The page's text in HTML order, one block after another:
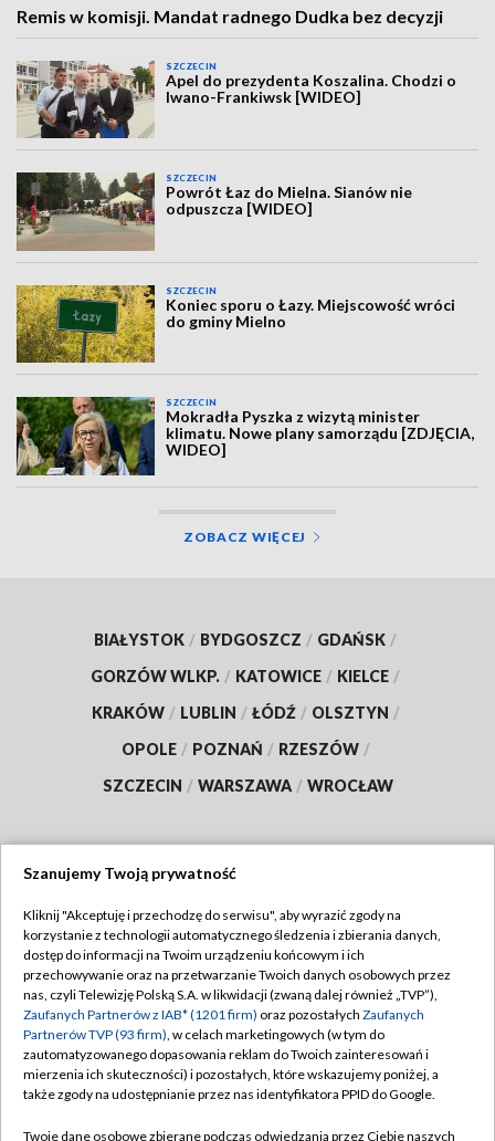
Remis w komisji. Mandat radnego Dudka bez decyzji
SZCZECIN
Apel do prezydenta Koszalina. Chodzi o
Iwano-Frankiwsk [WIDEO]
SZCZECIN
Powrót Łaz do Mielna. Sianów nie
odpuszcza [WIDEO]
SZCZECIN
Koniec sporu o Łazy. Miejscowość wróci
do gminy Mielno
SZCZECIN
Mokradła Pyszka z wizytą minister
klimatu. Nowe plany samorządu [ZDJĘCIA,
WIDEO]
ZOBACZ WIĘCEJ
BIAŁYSTOK / BYDGOSZCZ / GDAŃSK /
GORZÓW WLKP. / KATOWICE / KIELCE /
KRAKÓW / LUBLIN / ŁÓDŹ / OLSZTYN /
OPOLE / POZNAŃ / RZESZÓW /
SZCZECIN / WARSZAWA / WROCŁAW
TVP
Abonament TVP
Emisja w TVP
Centrum informacji TVP
Naziemna Telewizja Cyfrowa
Regulamin TVP
Polityka prywatności
Moje zgody
Pomoc
Szanujemy Twoją prywatność
Kliknij "Akceptuję i przechodzę do serwisu", aby wyrazić zgody na
korzystanie z technologii automatycznego śledzenia i zbierania danych,
dostęp do informacji na Twoim urządzeniu końcowym i ich
przechowywanie oraz na przetwarzanie Twoich danych osobowych przez
nas, czyli Telewizję Polską S.A. w likwidacji (zwaną dalej również „TVP”),
Zaufanych Partnerów z IAB* (1201 firm) oraz pozostałych Zaufanych
Partnerów TVP (93 firm), w celach marketingowych (w tym do
zautomatyzowanego dopasowania reklam do Twoich zainteresowań i
mierzenia ich skuteczności) i pozostałych, które wskazujemy poniżej, a
także zgody na udostępnianie przez nas identyfikatora PPID do Google.
Twoje dane osobowe zbierane podczas odwiedzania przez Ciebie naszych